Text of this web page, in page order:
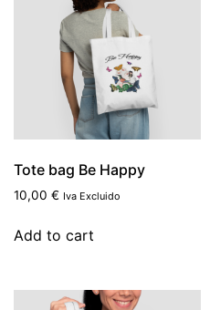
Tote bag Be Happy
10,00 € Iva Excluido
Add to cart